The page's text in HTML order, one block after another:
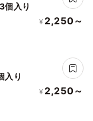
個入り
¥ 2,250～
入り
¥ 2,250～